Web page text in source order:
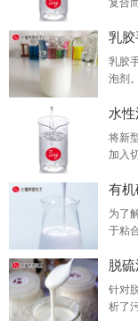
复合
乳胶
乳胶
泡剂
言。
水
将新
加入
很宽
有
为了
于粘
气泡
脱
针对
析了